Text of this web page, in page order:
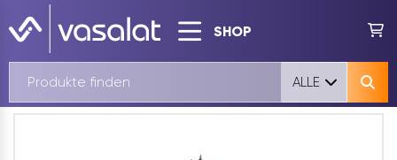
SHOP
ALLE